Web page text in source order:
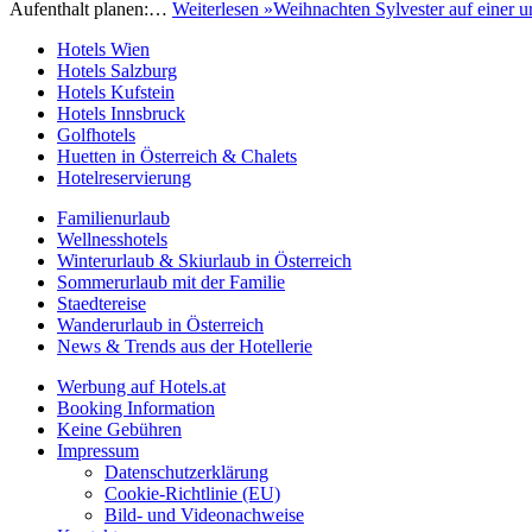
Aufenthalt planen:… Weiterlesen »Weihnachten Sylvester auf einer
Hotels Wien
Hotels Salzburg
Hotels Kufstein
Hotels Innsbruck
Golfhotels
Huetten in Österreich & Chalets
Hotelreservierung
Familienurlaub
Wellnesshotels
Winterurlaub & Skiurlaub in Österreich
Sommerurlaub mit der Familie
Staedtereise
Wanderurlaub in Österreich
News & Trends aus der Hotellerie
Werbung auf Hotels.at
Booking Information
Keine Gebühren
Impressum
Datenschutzerklärung
Cookie-Richtlinie (EU)
Bild- und Videonachweise